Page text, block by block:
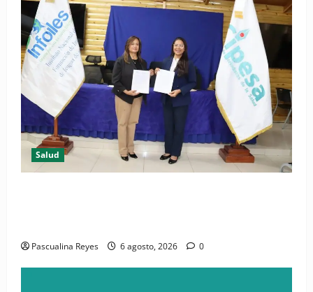
Salud
Pascualina Reyes 6 agosto, 2026 0